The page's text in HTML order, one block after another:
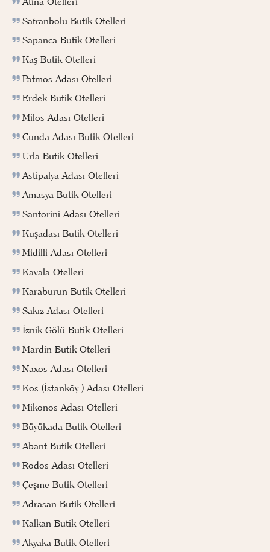
Safranbolu Butik Otelleri
Sapanca Butik Otelleri
Kaş Butik Otelleri
Patmos Adası Otelleri
Erdek Butik Otelleri
Milos Adası Otelleri
Cunda Adası Butik Otelleri
Urla Butik Otelleri
Astipalya Adası Otelleri
Amasya Butik Otelleri
Santorini Adası Otelleri
Kuşadası Butik Otelleri
Midilli Adası Otelleri
Kavala Otelleri
Karaburun Butik Otelleri
Sakız Adası Otelleri
İznik Gölü Butik Otelleri
Mardin Butik Otelleri
Naxos Adası Otelleri
Kos (İstanköy ) Adası Otelleri
Mikonos Adası Otelleri
Büyükada Butik Otelleri
Abant Butik Otelleri
Rodos Adası Otelleri
Çeşme Butik Otelleri
Adrasan Butik Otelleri
Kalkan Butik Otelleri
Akyaka Butik Otelleri